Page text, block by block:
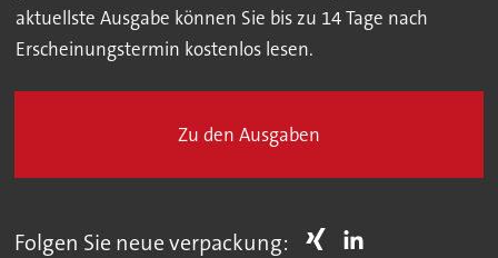
aktuellste Ausgabe können Sie bis zu 14 Tage nach
Erscheinungstermin kostenlos lesen.
Zu den Ausgaben
Folgen Sie neue verpackung: